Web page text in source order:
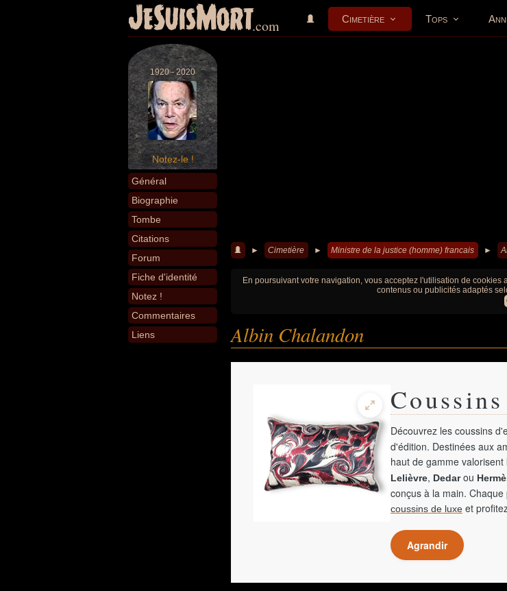
JeSuisMort.com Cimetière Tops
1920 - 2020
Notez-le !
Général
Biographie
Tombe
Citations
Forum
Fiche d'identité
Notez !
Commentaires
Liens
► Cimetière ► Ministre de la justice (homme) francais ►
En poursuivant votre navigation, vous acceptez l'utilisation de
contenus ou publicités adaptés
Albin Chalandon
Découvrez les coussins
d'édition. Destinées aux
haut de gamme
Lelièvre, Dedarou
conçus à la main.
coussins de luxe et
Agrandir